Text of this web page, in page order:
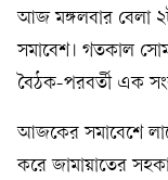
আজ মঙ্গলবার বেলা
সমাবেশ। গতকাল
বৈঠক-পরবর্তী এক
আজকের সমাবেশে
করে জামায়াতের